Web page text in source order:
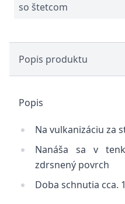
so štetcom
Popis produktu
Popis
Na vulkanizáciu za
Nanáša sa v
zdrsnený povrch
Doba schnutia cca.